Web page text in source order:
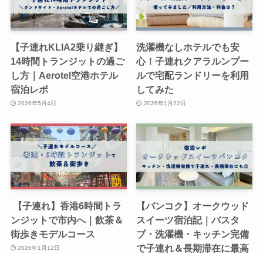
【子連れKLIA2乗り継ぎ】
14時間トランジットの過ご
し方｜Aerotel空港ホテル
宿泊レポ
2026年5月4日
洗濯機なしホテルでも安
心！子連れクアラルンプー
ルで宅配ランドリーを利用
してみた
2026年1月22日
【子連れ】香港6時間トラ
ンジットで市内へ｜飲茶＆
街歩きモデルコース
2026年1月12日
【バンコク】オークウッド
スイーツ宿泊記｜バスタ
ブ・洗濯機・キッチン完備
で子連れ＆長期滞在に最高